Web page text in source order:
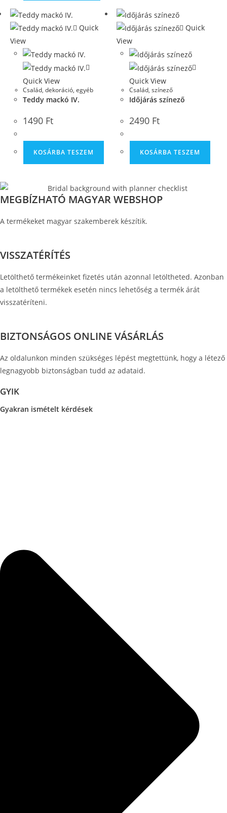
Quick
View
Quick View
Család, dekoráció, egyéb
Teddy mackó IV.
1490 Ft
KOSÁRBA TESZEM
Quick
View
Quick View
Család,színező
Időjárás színező
2490 Ft
KOSÁRBA TESZEM
MEGBÍZHATÓ MAGYAR WEBSHOP
A termékeket magyar szakemberek készítik.
VISSZATÉRÍTÉS
Letölthető termékeinket fizetés után azonnal letöltheted. Azonban
a letölthető termékek esetén nincs lehetőség a termék árát
visszatéríteni.
BIZTONSÁGOS ONLINE VÁSÁRLÁS
Az oldalunkon minden szükséges lépést megtettünk, hogy a létező
legnagyobb biztonságban tudd az adataid.
GYIK
Gyakran ismételt kérdések